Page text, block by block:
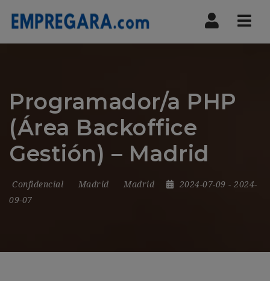
Programador/a PHP
(Área Backoffice
Gestión) – Madrid
Confidencial Madrid Madrid 2024-07-09 - 2024-
09-07